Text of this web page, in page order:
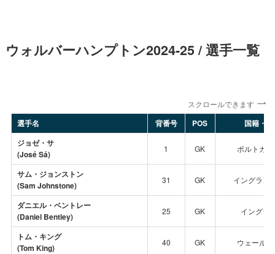
ウォルバーハンプトン2024-25 / 選手一覧
スクロールできます
選手名 背番号 POS
国籍・
ジョゼ・サ
(José Sá)
1 GK ポルトガ
サム・ジョンストン
(Sam Johnstone)
31 GK イングラン
ダニエル・ベントレー
(Daniel Bentley)
25 GK イングラ
トム・キング
(Tom King)
40 GK ウェール